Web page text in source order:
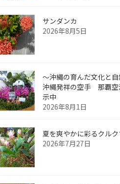
サンダンカ
2026年8月5日
～沖縄の育んだ文化と自
沖縄発祥の空手 那覇空
示中
2026年8月1日
夏を爽やかに彩るクルク
2026年7月27日